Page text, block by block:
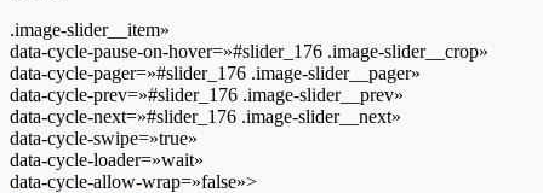
.image-slider__item»
data-cycle-pause-on-hover=»#slider_176 .image-slider__crop»
data-cycle-pager=»#slider_176 .image-slider__pager»
data-cycle-prev=»#slider_176 .image-slider__prev»
data-cycle-next=»#slider_176 .image-slider__next»
data-cycle-swipe=»true»
data-cycle-loader=»wait»
data-cycle-allow-wrap=»false»>